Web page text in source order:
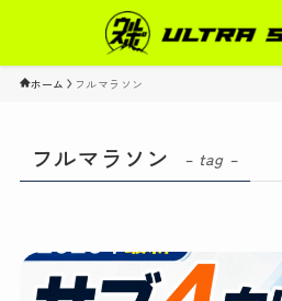
ホーム フルマラソン
フルマラソン – tag –